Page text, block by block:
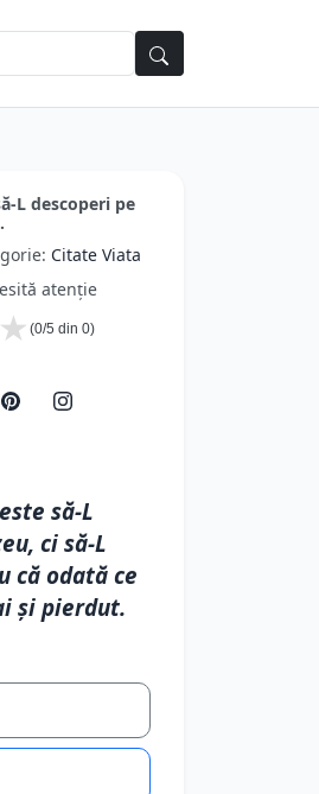
L descoperi pe
Citate Viata
atenție
★ (0/5 din 0)
să-L
ci să-L
că odată ce
și pierdut.